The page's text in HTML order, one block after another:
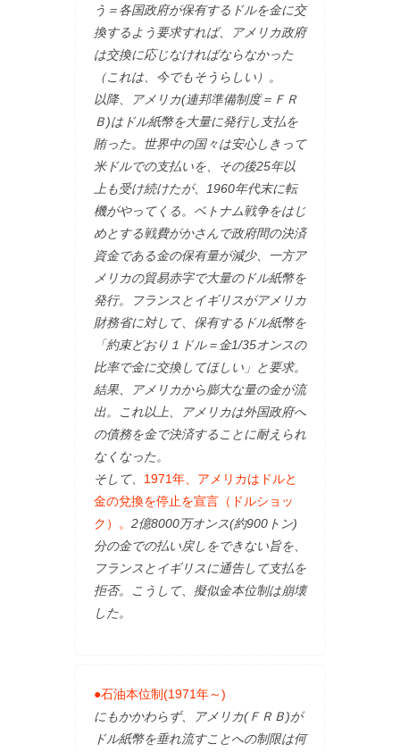
う＝各国政府が保有するドルを金に交
換するよう要求すれば、アメリカ政府
は交換に応じなければならなかった
（これは、今でもそうらしい）。
以降、アメリカ(連邦準備制度＝ＦＲ
Ｂ)はドル紙幣を大量に発行し支払を
賄った。世界中の国々は安心しきって
米ドルでの支払いを、その後25年以
上も受け続けたが、1960年代末に転
機がやってくる。ベトナム戦争をはじ
めとする戦費がかさんで政府間の決済
資金である金の保有量が減少、一方ア
メリカの貿易赤字で大量のドル紙幣を
発行。フランスとイギリスがアメリカ
財務省に対して、保有するドル紙幣を
「約束どおり１ドル＝金1/35オンスの
比率で金に交換してほしい」と要求。
結果、アメリカから膨大な量の金が流
出。これ以上、アメリカは外国政府へ
の債務を金で決済することに耐えられ
なくなった。
そして、 1971年、アメリカはドルと
金の兌換を停止を宣言（ドルショッ
ク）。 2億8000万オンス(約900トン)
分の金での払い戻しをできない旨を、
フランスとイギリスに通告して支払を
拒否。こうして、擬似金本位制は崩壊
した。
●石油本位制(1971年～)
にもかかわらず、アメリカ(ＦＲＢ)が
ドル紙幣を垂れ流すことへの制限は何